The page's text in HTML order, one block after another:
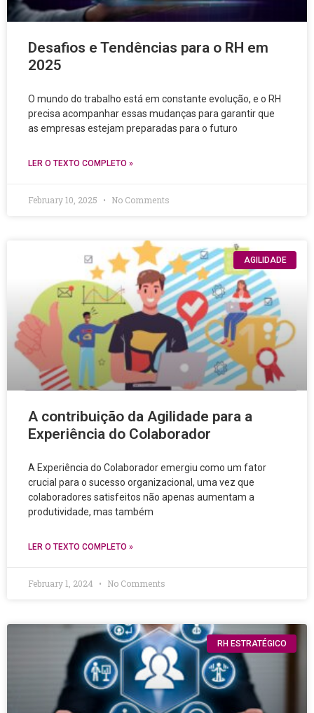
Desafios e Tendências para o RH em
2025
O mundo do trabalho está em constante evolução, e o RH
precisa acompanhar essas mudanças para garantir que
as empresas estejam preparadas para o futuro
LER O TEXTO COMPLETO »
February 10, 2025 No Comments
AGILIDADE
A contribuição da Agilidade para a
Experiência do Colaborador
A Experiência do Colaborador emergiu como um fator
crucial para o sucesso organizacional, uma vez que
colaboradores satisfeitos não apenas aumentam a
produtividade, mas também
LER O TEXTO COMPLETO »
February 1, 2024 No Comments
RH ESTRATÉGICO